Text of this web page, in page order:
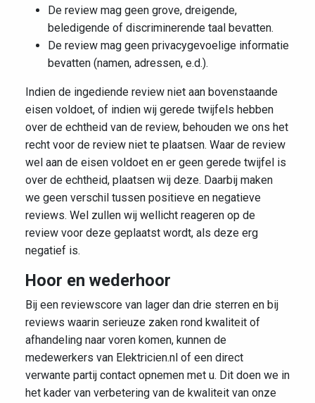
De review mag geen grove, dreigende,
beledigende of discriminerende taal bevatten.
De review mag geen privacygevoelige informatie
bevatten (namen, adressen, e.d.).
Indien de ingediende review niet aan bovenstaande
eisen voldoet, of indien wij gerede twijfels hebben
over de echtheid van de review, behouden we ons het
recht voor de review niet te plaatsen. Waar de review
wel aan de eisen voldoet en er geen gerede twijfel is
over de echtheid, plaatsen wij deze. Daarbij maken
we geen verschil tussen positieve en negatieve
reviews. Wel zullen wij wellicht reageren op de
review voor deze geplaatst wordt, als deze erg
negatief is.
Hoor en wederhoor
Bij een reviewscore van lager dan drie sterren en bij
reviews waarin serieuze zaken rond kwaliteit of
afhandeling naar voren komen, kunnen de
medewerkers van Elektricien.nl of een direct
verwante partij contact opnemen met u. Dit doen we in
het kader van verbetering van de kwaliteit van onze